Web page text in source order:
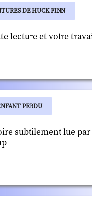
DE HUCK FINN
lecture et votre
PERDU
subtilement lue par